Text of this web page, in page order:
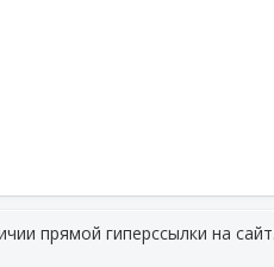
прямой гиперссылки на сайт.